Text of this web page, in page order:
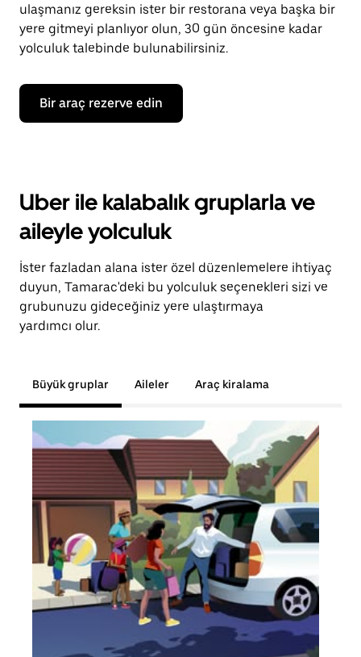
ulaşmanız gereksin ister bir restorana veya başka bir
yere gitmeyi planlıyor olun, 30 gün öncesine kadar
yolculuk talebinde bulunabilirsiniz.
Bir araç rezerve edin
Uber ile kalabalık gruplarla ve
aileyle yolculuk
İster fazladan alana ister özel düzenlemelere ihtiyaç
duyun, Tamarac'deki bu yolculuk seçenekleri sizi ve
grubunuzu gideceğiniz yere ulaştırmaya
yardımcı olur.
Büyük gruplar Aileler Araç kiralama